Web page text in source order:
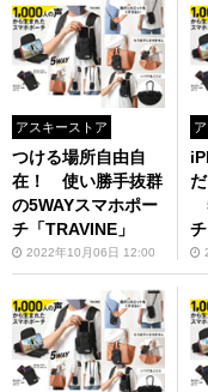
アスキーストア
つける場所自由自
在！ 使い勝手抜群
の5WAYスマホポー
チ「TRAVINE」
2022年10月06日 12:00